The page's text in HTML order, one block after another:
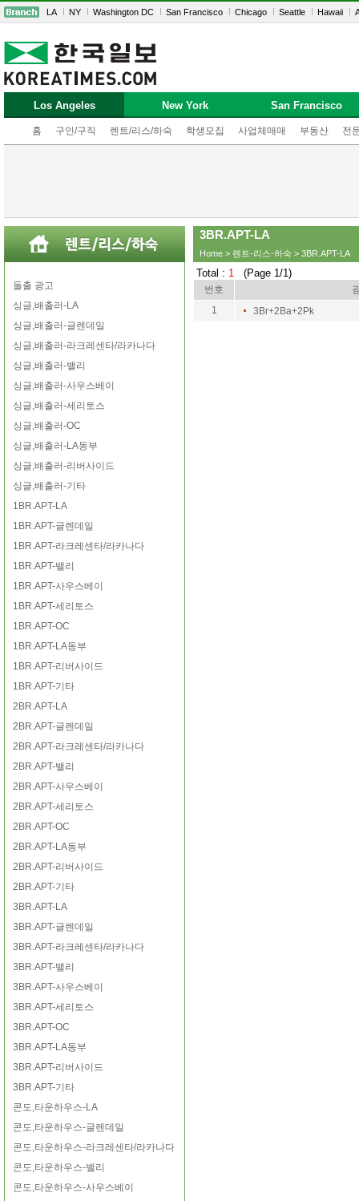
LA NY Washington DC San Francisco Chicago Seattle Hawaii
Los Angeles
홈 구인/구직 렌트/리스/하숙 학생모집 사업체매매 부동산 전
New York San Francisco
돌출 광고
싱글,배출러-LA
싱글,배출러-글렌데일
싱글,배출러-라크레센타/라카나다
싱글,배출러-밸리
싱글,배출러-사우스베이
싱글,배출러-세리토스
싱글,배출러-OC
싱글,배출러-LA동부
싱글,배출러-리버사이드
싱글,배출러-기타
1BR.APT-LA
1BR.APT-글렌데일
1BR.APT-라크레센타/라카나다
1BR.APT-밸리
1BR.APT-사우스베이
1BR.APT-세리토스
1BR.APT-OC
1BR.APT-LA동부
1BR.APT-리버사이드
1BR.APT-기타
2BR.APT-LA
2BR.APT-글렌데일
2BR.APT-라크레센타/라카나다
2BR.APT-밸리
2BR.APT-사우스베이
2BR.APT-세리토스
2BR.APT-OC
2BR.APT-LA동부
2BR.APT-리버사이드
2BR.APT-기타
3BR.APT-LA
3BR.APT-글렌데일
3BR.APT-라크레센타/라카나다
3BR.APT-밸리
3BR.APT-사우스베이
3BR.APT-세리토스
3BR.APT-OC
3BR.APT-LA동부
3BR.APT-리버사이드
3BR.APT-기타
콘도,타운하우스-LA
콘도,타운하우스-글렌데일
콘도,타운하우스-라크레센타/라카나다
콘도,타운하우스-밸리
콘도,타운하우스-사우스베이
3BR.APT-LA
Home > 렌트-리스-하숙 > 3BR.APT-LA
Total : 1 (Page 1/1)
번호
1
3Br+2Ba+2Pk